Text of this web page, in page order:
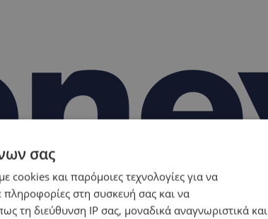
σας
cookies και παρόμοιες τεχνολογίες για να
στη συσκευή σας και να
τη διεύθυνση IP σας, μοναδικά αναγνωριστικά και